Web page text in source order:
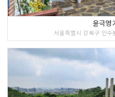
윤극영
서울특별시 강북구 인